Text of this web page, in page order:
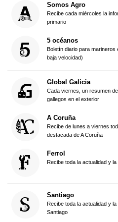
Somos Agro
Recibe cada miércoles la
primario
5 océanos
Boletín diario para
baja velocidad)
Global Galicia
Cada viernes, un resumen
gallegos en el exterior
A Coruña
Recibe de lunes a viernes
destacada de A Coruña
Ferrol
Recibe toda la actualidad y
Santiago
Recibe toda la actualidad y
Santiago